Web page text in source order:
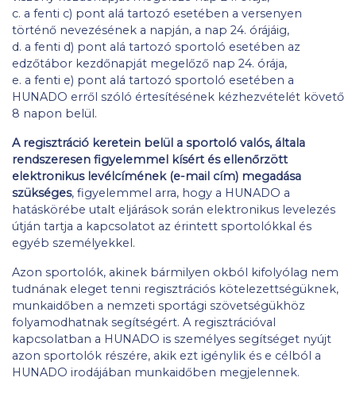
c. a fenti c) pont alá tartozó esetében a versenyen
történő nevezésének a napján, a nap 24. órájáig,
d. a fenti d) pont alá tartozó sportoló esetében az
edzőtábor kezdőnapját megelőző nap 24. órája,
e. a fenti e) pont alá tartozó sportoló esetében a
HUNADO erről szóló értesítésének kézhezvételét követő
8 napon belül.
A regisztráció keretein belül a sportoló valós, általa
rendszeresen figyelemmel kísért és ellenőrzött
elektronikus levélcímének (e-mail cím) megadása
szükséges, figyelemmel arra, hogy a HUNADO a
hatáskörébe utalt eljárások során elektronikus levelezés
útján tartja a kapcsolatot az érintett sportolókkal és
egyéb személyekkel.
Azon sportolók, akinek bármilyen okból kifolyólag nem
tudnának eleget tenni regisztrációs kötelezettségüknek,
munkaidőben a nemzeti sportági szövetségükhöz
folyamodhatnak segítségért. A regisztrációval
kapcsolatban a HUNADO is személyes segítséget nyújt
azon sportolók részére, akik ezt igénylik és e célból a
HUNADO irodájában munkaidőben megjelennek.